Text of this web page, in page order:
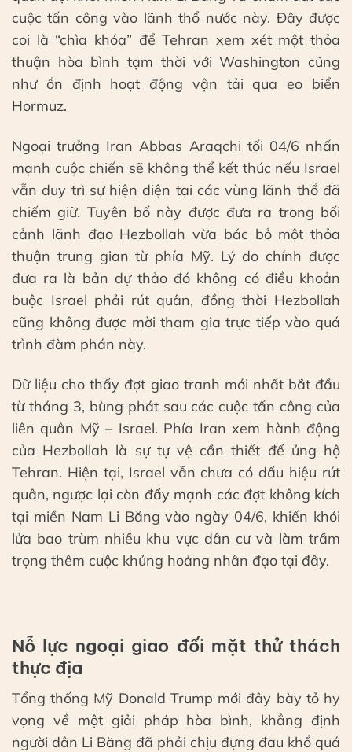
cuộc tấn công vào lãnh thổ nước này. Đây được
coi là “chìa khóa” để Tehran xem xét một thỏa
thuận hòa bình tạm thời với Washington cũng
như ổn định hoạt động vận tải qua eo biển
Hormuz.
Ngoại trưởng Iran Abbas Araqchi tối 04/6 nhấn
mạnh cuộc chiến sẽ không thể kết thúc nếu Israel
vẫn duy trì sự hiện diện tại các vùng lãnh thổ đã
chiếm giữ. Tuyên bố này được đưa ra trong bối
cảnh lãnh đạo Hezbollah vừa bác bỏ một thỏa
thuận trung gian từ phía Mỹ. Lý do chính được
đưa ra là bản dự thảo đó không có điều khoản
buộc Israel phải rút quân, đồng thời Hezbollah
cũng không được mời tham gia trực tiếp vào quá
trình đàm phán này.
Dữ liệu cho thấy đợt giao tranh mới nhất bắt đầu
từ tháng 3, bùng phát sau các cuộc tấn công của
liên quân Mỹ – Israel. Phía Iran xem hành động
của Hezbollah là sự tự vệ cần thiết để ủng hộ
Tehran. Hiện tại, Israel vẫn chưa có dấu hiệu rút
quân, ngược lại còn đẩy mạnh các đợt không kích
tại miền Nam Li Băng vào ngày 04/6, khiến khói
lửa bao trùm nhiều khu vực dân cư và làm trầm
trọng thêm cuộc khủng hoảng nhân đạo tại đây.
Nỗ lực ngoại giao đối mặt thử thách
thực địa
Tổng thống Mỹ Donald Trump mới đây bày tỏ hy
vọng về một giải pháp hòa bình, khẳng định
người dân Li Băng đã phải chịu đựng đau khổ quá